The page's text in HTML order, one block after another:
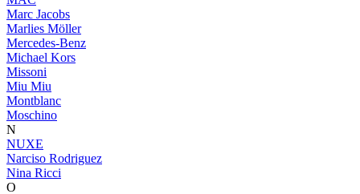
Marc Jacobs
Marlies Möller
Mercedes-Benz
Michael Kors
Missoni
Miu Miu
Montblanc
Moschino
N
NUXE
Narciso Rodriguez
Nina Ricci
O